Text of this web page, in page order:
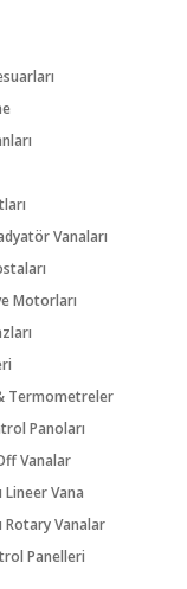
Vanaları
Motorları
Termometreler
Panoları
Vanalar
Vana
Vanalar
Panelleri